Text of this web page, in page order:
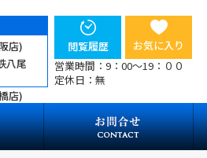
店)
八尾
店)
閲覧履歴
お気に入り
営業時間：9：00～19：００
定休日：無